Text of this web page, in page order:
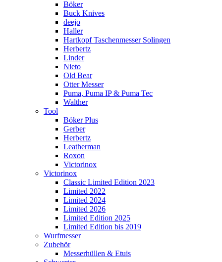
Böker
Buck Knives
deejo
Haller
Hartkopf Taschenmesser Solingen
Herbertz
Linder
Nieto
Old Bear
Otter Messer
Puma, Puma IP & Puma Tec
Walther
Tool
Böker Plus
Gerber
Herbertz
Leatherman
Roxon
Victorinox
Victorinox
Classic Limited Edition 2023
Limited 2022
Limited 2024
Limited 2026
Limited Edition 2025
Limited Edition bis 2019
Wurfmesser
Zubehör
Messerhüllen & Etuis